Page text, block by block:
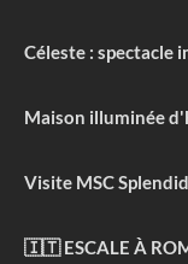
Céleste : spectacle
Maison illuminée
Visite MSC
🇮🇹 ESCALE À